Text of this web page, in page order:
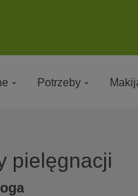
Potrzeby
pielęgnacji